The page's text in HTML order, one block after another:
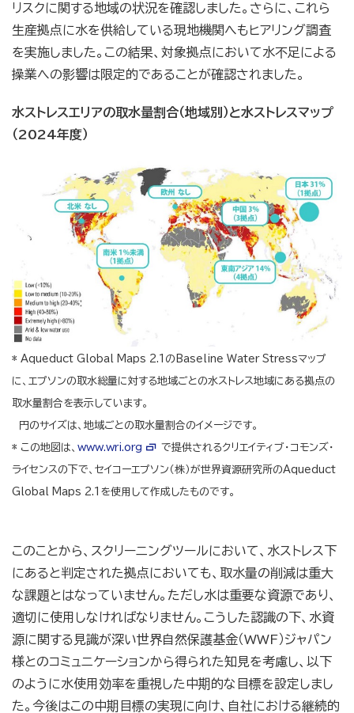
リスクに関する地域の状況を確認しました。さらに、これら
生産拠点に水を供給している現地機関へもヒアリング調査
を実施しました。この結果、対象拠点において水不足による
操業への影響は限定的であることが確認されました。
水ストレスエリアの取水量割合（地域別）と水ストレスマップ
（2024年度）
* Aqueduct Global Maps 2.1のBaseline Water Stressマップ
に、エプソンの取水総量に対する地域ごとの水ストレス地域にある拠点の
取水量割合を表示しています。
円のサイズは、地域ごとの取水量割合のイメージです。
* この地図は、 www.wri.org で提供されるクリエイティブ・コモンズ・
ライセンスの下で、セイコーエプソン（株）が世界資源研究所のAqueduct
Global Maps 2.1を使用して作成したものです。
このことから、スクリーニングツールにおいて、水ストレス下
にあると判定された拠点においても、取水量の削減は重大
な課題とはなっていません。ただし水は重要な資源であり、
適切に使用しなければなりません。こうした認識の下、水資
源に関する見識が深い世界自然保護基金（WWF）ジャパン
様とのコミュニケーションから得られた知見を考慮し、以下
のように水使用効率を重視した中期的な目標を設定しまし
た。今後はこの中期目標の実現に向け、自社における継続的